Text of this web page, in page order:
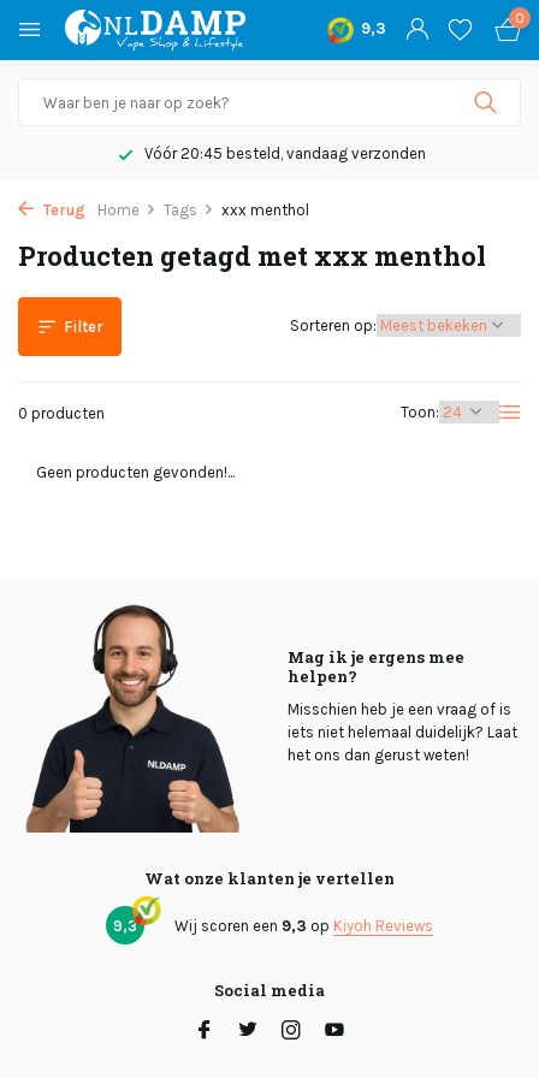
9,3
0
Vóór 20:45 besteld, vandaag verzonden
Terug Home Tags xxx menthol
Producten getagd met xxx menthol
Filter
0 producten Toon:
Sorteren op:
Geen producten gevonden!...
Mag ik je ergens mee
helpen?
Misschien heb je een vraag of is
iets niet helemaal duidelijk? Laat
het ons dan gerust weten!
Wat onze klanten je vertellen
9,3 Wij scoren een 9,3 op Kiyoh Reviews
Social media